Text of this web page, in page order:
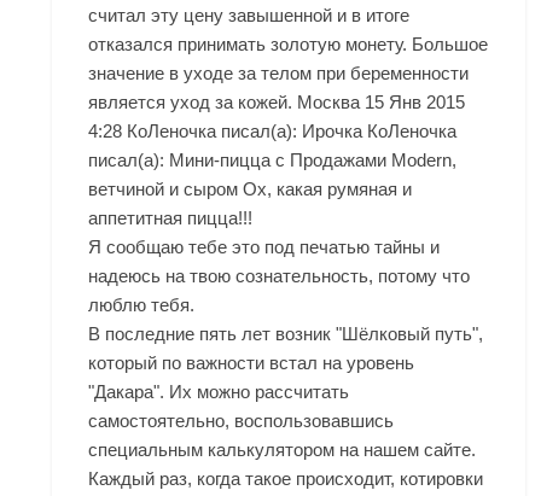
считал эту цену завышенной и в итоге
отказался принимать золотую монету. Большое
значение в уходе за телом при беременности
является уход за кожей. Москва 15 Янв 2015
4:28 КоЛеночка писал(а): Ирочка КоЛеночка
писал(а): Мини-пицца с Продажами Modern,
ветчиной и сыром Ох, какая румяная и
аппетитная пицца!!!
Я сообщаю тебе это под печатью тайны и
надеюсь на твою сознательность, потому что
люблю тебя.
В последние пять лет возник "Шёлковый путь",
который по важности встал на уровень
"Дакара". Их можно рассчитать
самостоятельно, воспользовавшись
специальным калькулятором на нашем сайте.
Каждый раз, когда такое происходит, котировки